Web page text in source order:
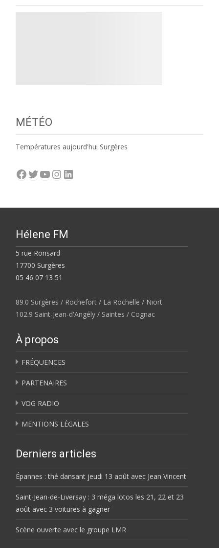
MÉTÉO
Températures aujourd'hui Surgères
Facebook
Twitter
YouTube
Instagram
LinkedIn
Hélene FM
5 rue Ronsard
17700 Surgères
05 46 07 13 51
89.0 Surgères / Rochefort / La Rochelle / Niort
102.9 Saint-Jean-d'Angély / Saintes / Cognac
À propos
FRÉQUENCES
PARTENAIRES
VOG RADIO
MENTIONS LÉGALES
Derniers articles
Épannes : thé dansant jeudi 13 août avec Jean Vincent
Saint-Jean-de-Liversay : 3 méga lotos les 21, 22 et 23
août avec 3 voitures à gagner
Scène ouverte avec le groupe LMR